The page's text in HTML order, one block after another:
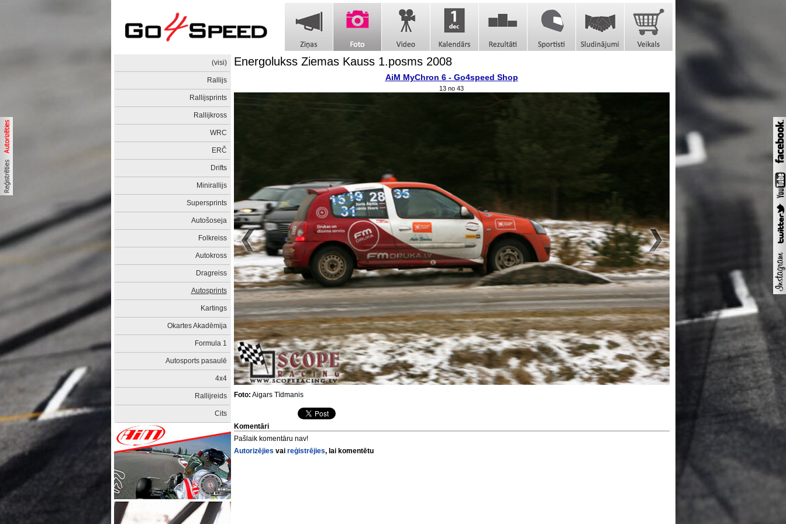
(visi)
Rallijs
Rallijsprints
Rallijkross
WRC
ERČ
Drifts
Minirallijs
Supersprints
Autošoseja
Folkreiss
Autokross
Dragreiss
Autosprints
Kartings
Okartes Akadēmija
Formula 1
Autosports pasaulē
4x4
Rallijreids
Cits
Energolukss Ziemas Kauss 1.posms 2008
AiM MyChron 6 - Go4speed Shop
13 no 43
Foto: Aigars Tīdmanis
Komentāri
Pašlaik komentāru nav!
Autorizējies vai reģistrējies, lai komentētu